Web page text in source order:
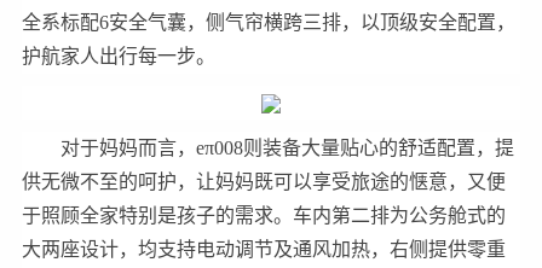
全系标配6安全气囊，侧气帘横跨三排，以顶级安全配置，
护航家人出行每一步。
对于妈妈而言，eπ008则装备大量贴心的舒适配置，提
供无微不至的呵护，让妈妈既可以享受旅途的惬意，又便
于照顾全家特别是孩子的需求。车内第二排为公务舱式的
大两座设计，均支持电动调节及通风加热，右侧提供零重